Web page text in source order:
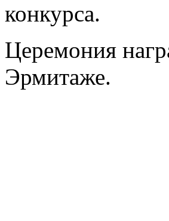
конкурса.
Церемония
Эрмитаже.